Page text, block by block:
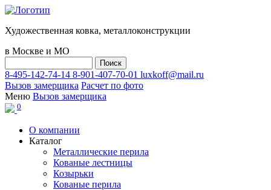
Художественная ковка, металлоконструкции
в Москве и МО
8-495-142-74-14 8-901-407-70-01 luxkoff@mail.ru
Вызов замерщика Расчет по фото
Меню Вызов замерщика
0
О компании
Каталог
Металлические перила
Кованые лестницы
Козырьки
Кованые перила